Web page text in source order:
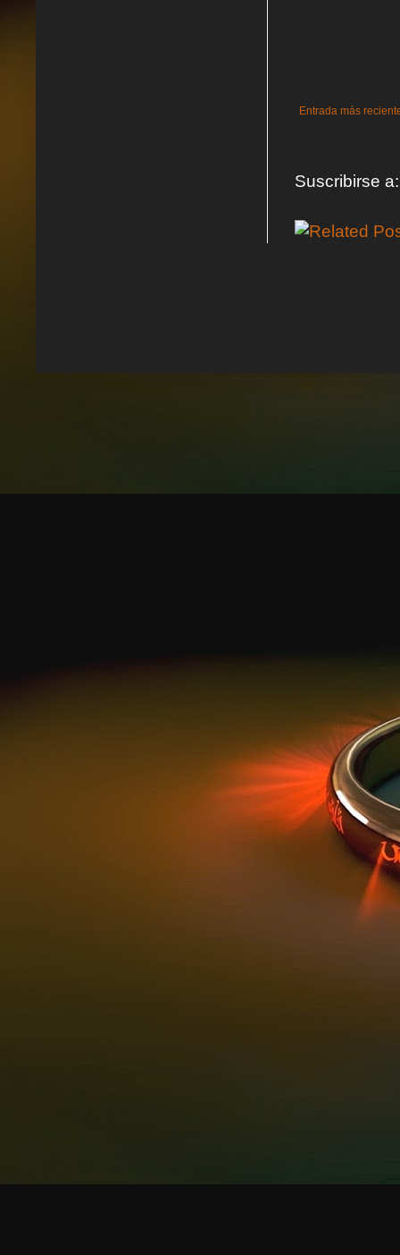
Entrada más
Suscribirse